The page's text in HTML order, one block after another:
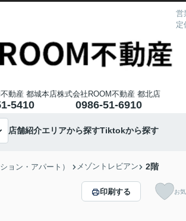
営
定
動産 都城本店
5410
株式会社ROOM不動産 都北店
0986-51-6910
店舗紹介エリアから探すTiktokから探す
ョン・アパート） メゾントレビアン 2階
印刷する お